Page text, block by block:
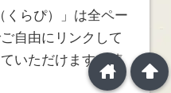
くらぴ）」は全ペー
自由にリンクして
いただけますと嬉
arrowup
home